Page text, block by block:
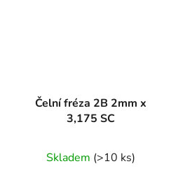
Čelní fréza 2B 2mm x
3,175 SC
Skladem (>10 ks)